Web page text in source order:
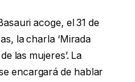
acoge, el 31 de
la charla ‘Mirada
las mujeres’. La
encargará de hablar